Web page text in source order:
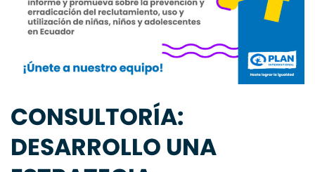
CONSULTORÍA:
DESARROLLO UNA